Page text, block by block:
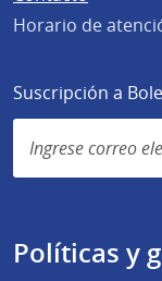
Horario de
Suscripción a
Simplenews
subscription
Políticas y